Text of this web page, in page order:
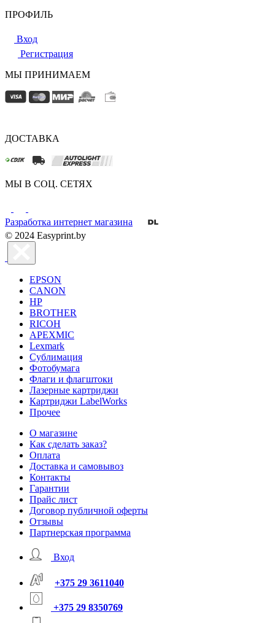
ПРОФИЛЬ
Вход
Регистрация
МЫ ПРИНИМАЕМ
ДОСТАВКА
МЫ В СОЦ. СЕТЯХ
Разработка интернет магазина
© 2024 Easyprint.by
EPSON
CANON
HP
BROTHER
RICOH
APEXMIC
Lexmark
Сублимация
Фотобумага
Флаги и флагштоки
Лазерные картриджи
Картриджи LabelWorks
Прочее
О магазине
Как сделать заказ?
Оплата
Доставка и самовывоз
Контакты
Гарантии
Прайс лист
Договор публичной оферты
Отзывы
Партнерская программа
Вход
+375 29 3611040
+375 29 8350769